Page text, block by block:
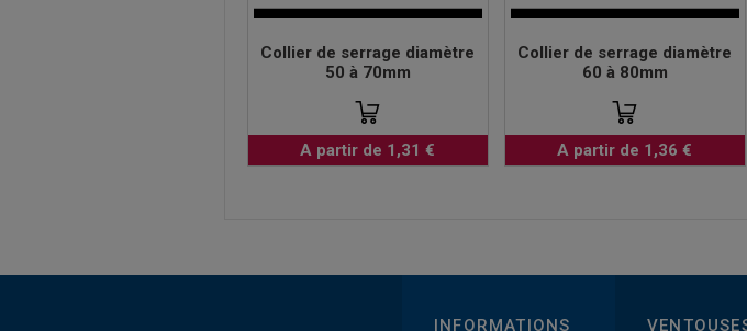
Collier de serrage diamètre
50 à 70mm
A partir de 1,31 €
Collier de serrage diamètre
60 à 80mm
A partir de 1,36 €
INFORMATIONS